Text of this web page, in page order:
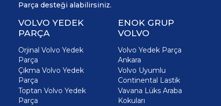
Parça desteği alabilirsiniz.
VOLVO YEDEK
PARÇA
Orjinal Volvo Yedek
Parça
Çıkma Volvo Yedek
Parça
Toptan Volvo Yedek
Parça
ENOK GRUP
VOLVO
Volvo Yedek Parça
Ankara
Volvo Uyumlu
Continental Lastik
Vavana Lüks Araba
Kokuları